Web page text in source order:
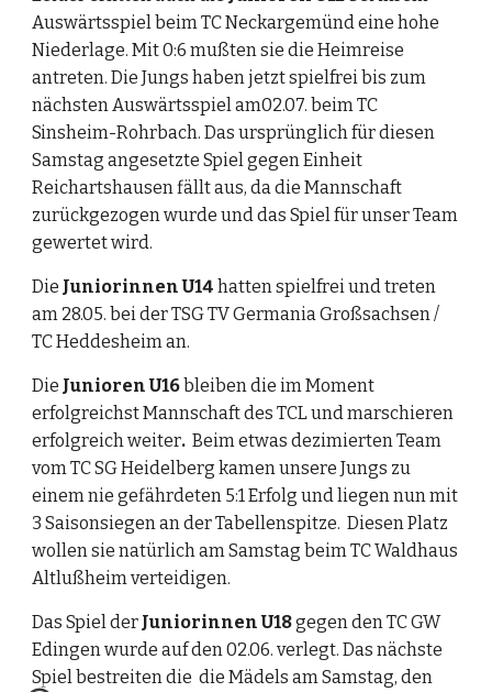
Auswärtsspiel beim TC Neckargemünd eine hohe
Niederlage. Mit 0:6 mußten sie die Heimreise
antreten. Die Jungs haben jetzt spielfrei bis zum
nächsten Auswärtsspiel am02.07. beim TC
Sinsheim-Rohrbach. Das ursprünglich für diesen
Samstag angesetzte Spiel gegen Einheit
Reichartshausen fällt aus, da die Mannschaft
zurückgezogen wurde und das Spiel für unser Team
gewertet wird.
Die Juniorinnen U14 hatten spielfrei und treten
am 28.05. bei der TSG TV Germania Großsachsen /
TC Heddesheim an.
Die Junioren U16 bleiben die im Moment
erfolgreichst Mannschaft des TCL und marschieren
erfolgreich weiter. Beim etwas dezimierten Team
vom TC SG Heidelberg kamen unsere Jungs zu
einem nie gefährdeten 5:1 Erfolg und liegen nun mit
3 Saisonsiegen an der Tabellenspitze.  Diesen Platz
wollen sie natürlich am Samstag beim TC Waldhaus
Altlußheim verteidigen.
Das Spiel der Juniorinnen U18 gegen den TC GW
Edingenwurde auf den 02.06. verlegt. Das nächste
Spiel bestreiten die  die Mädels am Samstag, den